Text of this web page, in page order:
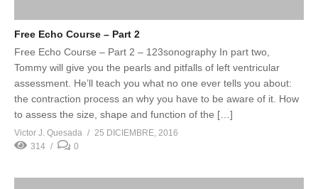
Free Echo Course – Part 2
Free Echo Course – Part 2 – 123sonography In part two,
Tommy will give you the pearls and pitfalls of left ventricular
assessment. He’ll teach you what no one ever tells you about:
the contraction process an why you have to be aware of it. How
to assess the size, shape and function of the […]
Victor J. Quesada
25 DICIEMBRE, 2016
314
0